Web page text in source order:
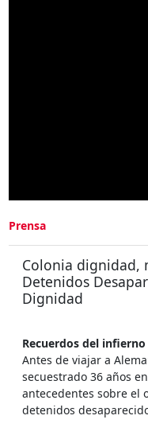
Prensa
Colonia dignidad,
Detenidos
Dignidad
Recuerdos del infierno
Antes de viajar a
secuestrado 36 años
antecedentes sobre el
detenidos